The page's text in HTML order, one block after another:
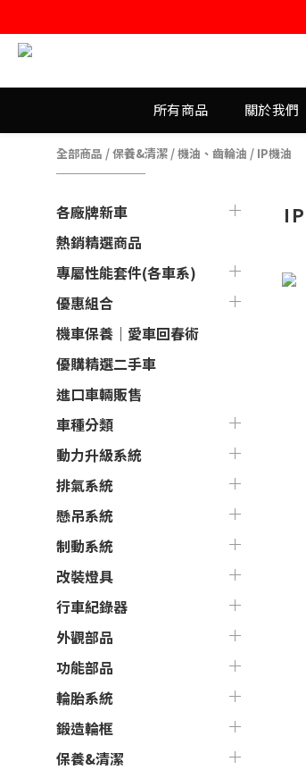
所有商品 關於我們
全部商品 /保養&清潔 /機油、齒輪油 / IP機油
各廠牌新車
熱銷精選商品
專屬性能套件(各車系)
優惠組合
機車保養｜愛車回春術
優購精選二手車
進口車輛販售
車種分類
動力升級系統
排氣系統
懸吊系統
制動系統
改裝燈具
行車紀錄器
外觀部品
功能部品
輪胎系統
鍛造輪框
保養&清潔